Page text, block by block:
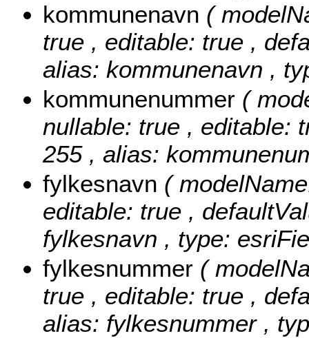
kommunenavn (
true , editable: true ,
alias: kommunenavn ,
kommunenummer (
nullable: true , editable:
255 , alias:
fylkesnavn (
editable: true ,
fylkesnavn , type:
fylkesnummer (
true , editable: true ,
alias: fylkesnummer ,